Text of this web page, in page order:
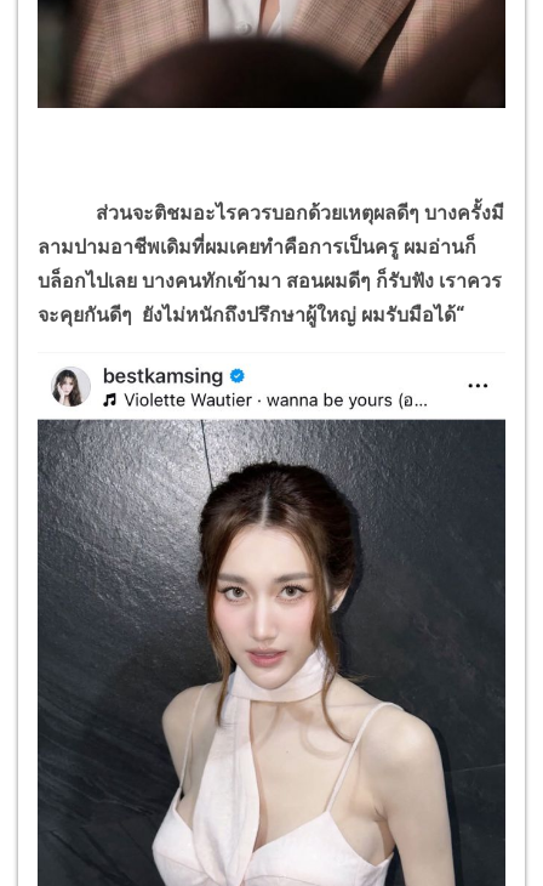
ส่วนจะติชมอะไรควรบอกด้วยเหตุผลดีๆ บางครั้งมี
ลามปามอาชีพเดิมที่ผมเคยทำคือการเป็นครู ผมอ่านก็
บล็อกไปเลย บางคนทักเข้ามา สอนผมดีๆ ก็รับฟัง เราควร
จะคุยกันดีๆ ยังไม่หนักถึงปรึกษาผู้ใหญ่ ผมรับมือได้“